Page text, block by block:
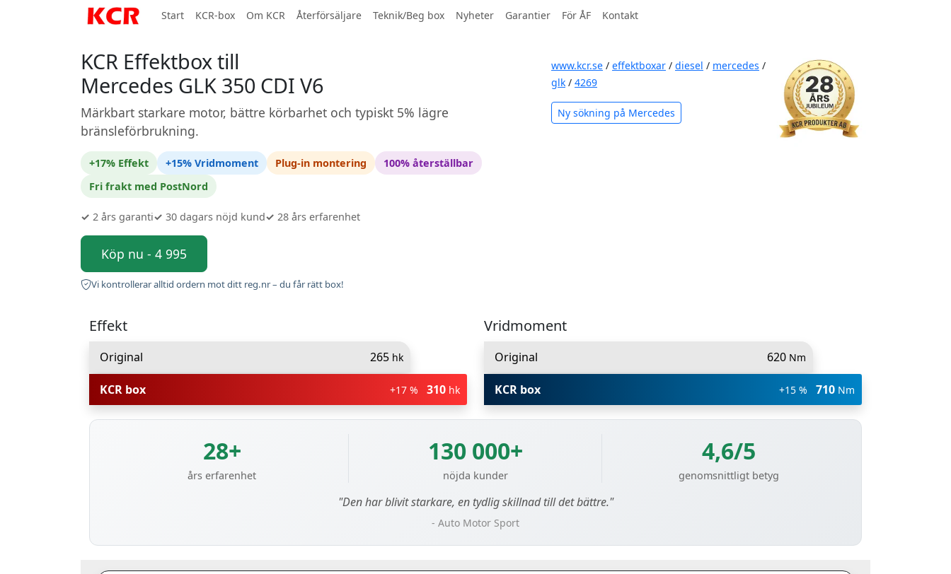
Start KCR-box Om KCR Återförsäljare Teknik/Beg box Nyheter Garantier För ÅF Kontakt
KCR Effektbox till
Mercedes GLK 350 CDI V6
Märkbart starkare motor, bättre körbarhet och typiskt 5% lägre
bränsleförbrukning.
+17% Effekt +15% Vridmoment Plug-in montering
100% återställbar
Fri frakt med PostNord
✓ 2 års garanti✓ 30 dagars nöjd kund✓ 28 års erfarenhet
Köp nu - 4 995
Vi kontrollerar alltid ordern mot ditt reg.nr – du får rätt box!
www.kcr.se / effektboxar / diesel / mercedes /
glk / 4269
Ny sökning på Mercedes
Effekt
Original 265 hk
KCR box +17 % 310 hk
Vridmoment
Original 620 Nm
KCR box +15 % 710 Nm
28+
års erfarenhet
130 000+
nöjda kunder
4,6/5
genomsnittligt betyg
"Den har blivit starkare, en tydlig skillnad till det bättre."
- Auto Motor Sport